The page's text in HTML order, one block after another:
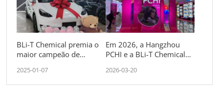
BLi-T Chemical premia o
maior campeão de
desempenho excepcional
2025-01-07
Em 2026, a Hangzhou
PCHI e a BLi-T Chemical
mundo.
2026-03-20